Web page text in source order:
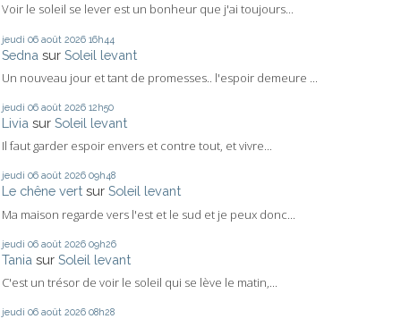
Voir le soleil se lever est un bonheur que j'ai toujours...
jeudi 06 août 2026 16h44
Sedna sur Soleil levant
Un nouveau jour et tant de promesses.. l'espoir demeure ...
jeudi 06 août 2026 12h50
Livia sur Soleil levant
Il faut garder espoir envers et contre tout, et vivre...
jeudi 06 août 2026 09h48
Le chêne vert sur Soleil levant
Ma maison regarde vers l'est et le sud et je peux donc...
jeudi 06 août 2026 09h26
Tania sur Soleil levant
C'est un trésor de voir le soleil qui se lève le matin,...
jeudi 06 août 2026 08h28